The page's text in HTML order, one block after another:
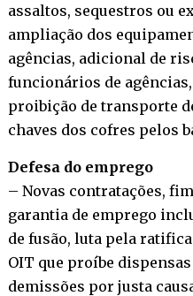
assaltos, sequestros ou
ampliação dos
agências, adicional de
funcionários de
proibição de transporte
chaves dos cofres pelos
Defesa do emprego
– Novas contratações,
garantia de emprego
de fusão, luta pela
OIT que proíbe
demissões por justa